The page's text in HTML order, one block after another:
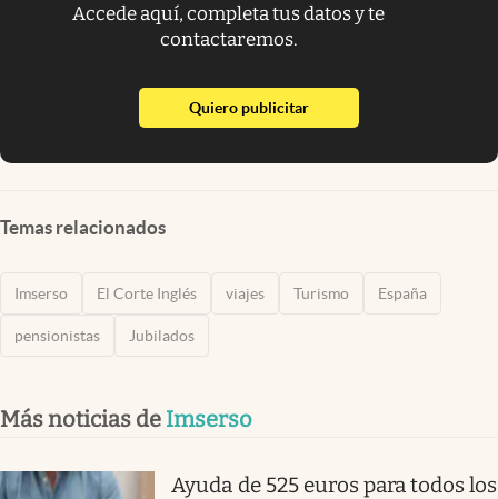
Accede aquí, completa tus datos y te
contactaremos.
Quiero publicitarabre en nueva pestaña
Temas relacionados
Imserso El Corte Inglés viajes Turismo España
pensionistas Jubilados
Más noticias de Imserso
Ayuda de 525 euros para todos los